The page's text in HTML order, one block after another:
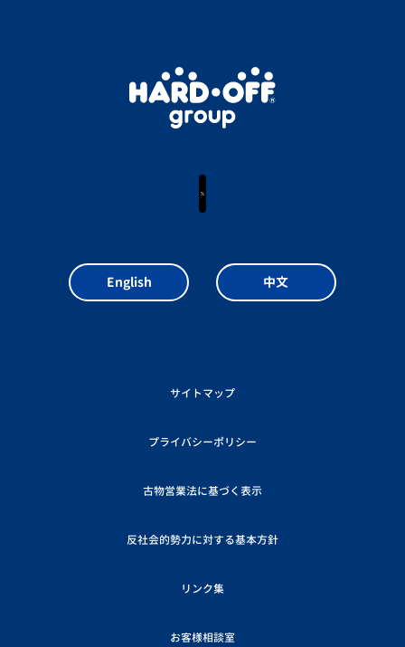
サイトマップ
プライバシーポリシー
古物営業法に基づく表示
反社会的勢力に対する基本方針
リンク集
お客様相談室
English 中文